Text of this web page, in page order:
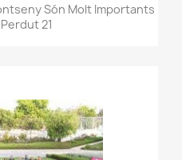
Són Molt Importants
21